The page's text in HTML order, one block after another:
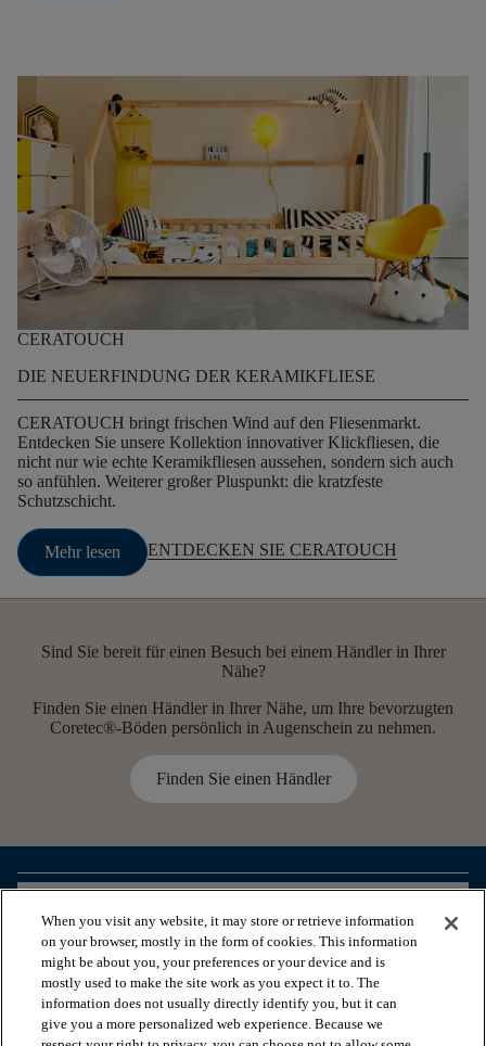
CERATOUCH
DIE NEUERFINDUNG DER KERAMIKFLIESE
CERATOUCH bringt frischen Wind auf den Fliesenmarkt.
Entdecken Sie unsere Kollektion innovativer Klickfliesen, die
nicht nur wie echte Keramikfliesen aussehen, sondern sich auch
so anfühlen. Weiterer großer Pluspunkt: die kratzfeste
Schutzschicht.
Mehr lesen ENTDECKEN SIE CERATOUCH
Sind Sie bereit für einen Besuch bei einem Händler in Ihrer
Nähe?
Finden Sie einen Händler in Ihrer Nähe, um Ihre bevorzugten
Coretec®-Böden persönlich in Augenschein zu nehmen.
Finden Sie einen Händler
NÜTZLICHE TOOLS
When you visit any website, it may store or retrieve information
on your browser, mostly in the form of cookies. This information
might be about you, your preferences or your device and is
mostly used to make the site work as you expect it to. The
information does not usually directly identify you, but it can
give you a more personalized web experience. Because we